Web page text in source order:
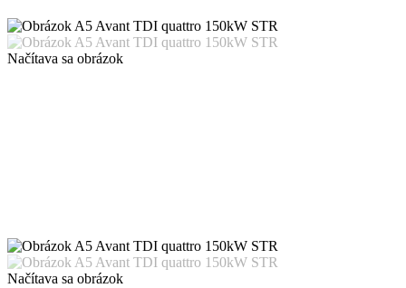
Načítava sa obrázok
Načítava sa obrázok